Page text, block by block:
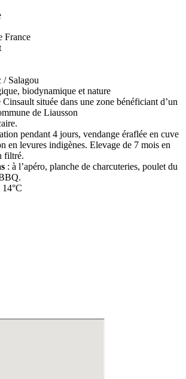
France
/ Salagou
biodynamique et nature
Cinsault située dans une zone bénéficiant d’un
de Liausson
pendant 4 jours, vendange éraflée en cuve
en levures indigènes. Elevage de 7 mois en
filtré.
: à l’apéro, planche de charcuteries, poulet du
14°C